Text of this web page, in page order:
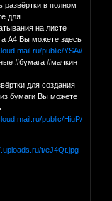
развёртки в полном
для
на листе
А4 Вы можете здесь
public/YSAi/
#бумага #мачкин
для создания
бумаги Вы можете
public/HiuP/